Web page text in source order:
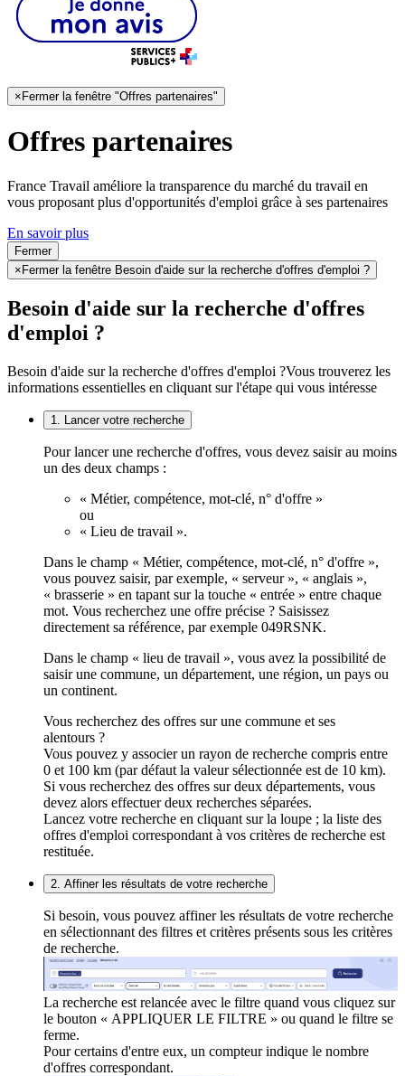
×Fermer la fenêtre "Offres partenaires"
Offres partenaires
France Travail améliore la transparence du marché du travail en
vous proposant plus d'opportunités d'emploi grâce à ses partenaires
En savoir plus
Fermer
×Fermer la fenêtre Besoin d'aide sur la recherche d'offres d'emploi ?
Besoin d'aide sur la recherche d'offres
d'emploi ?
Besoin d'aide sur la recherche d'offres d'emploi ?Vous trouverez les
informations essentielles en cliquant sur l'étape qui vous intéresse
1. Lancer votre recherche
Pour lancer une recherche d'offres, vous devez saisir au moins
un des deux champs :
« Métier, compétence, mot-clé, n° d'offre »
ou
« Lieu de travail ».
Dans le champ « Métier, compétence, mot-clé, n° d'offre »,
vous pouvez saisir, par exemple, « serveur », « anglais »,
« brasserie » en tapant sur la touche « entrée » entre chaque
mot. Vous recherchez une offre précise ? Saisissez
directement sa référence, par exemple 049RSNK.
Dans le champ « lieu de travail », vous avez la possibilité de
saisir une commune, un département, une région, un pays ou
un continent.
Vous recherchez des offres sur une commune et ses
alentours ?
Vous pouvez y associer un rayon de recherche compris entre
0 et 100 km (par défaut la valeur sélectionnée est de 10 km).
Si vous recherchez des offres sur deux départements, vous
devez alors effectuer deux recherches séparées.
Lancez votre recherche en cliquant sur la loupe ; la liste des
offres d'emploi correspondant à vos critères de recherche est
restituée.
2. Affiner les résultats de votre recherche
Si besoin, vous pouvez affiner les résultats de votre recherche
en sélectionnant des filtres et critères présents sous les critères
de recherche.
La recherche est relancée avec le filtre quand vous cliquez sur
le bouton « APPLIQUER LE FILTRE » ou quand le filtre se
ferme.
Pour certains d'entre eux, un compteur indique le nombre
d'offres correspondant.